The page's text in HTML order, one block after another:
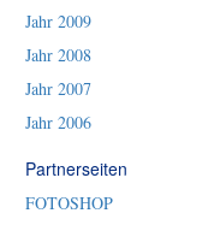
Jahr 2009
Jahr 2008
Jahr 2007
Jahr 2006
Partnerseiten
FOTOSHOP